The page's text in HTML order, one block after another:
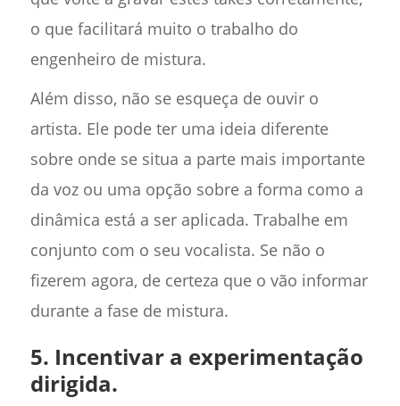
o que facilitará muito o trabalho do
engenheiro de mistura.
Além disso, não se esqueça de ouvir o
artista. Ele pode ter uma ideia diferente
sobre onde se situa a parte mais importante
da voz ou uma opção sobre a forma como a
dinâmica está a ser aplicada. Trabalhe em
conjunto com o seu vocalista. Se não o
fizerem agora, de certeza que o vão informar
durante a fase de mistura.
5. Incentivar a experimentação
dirigida.